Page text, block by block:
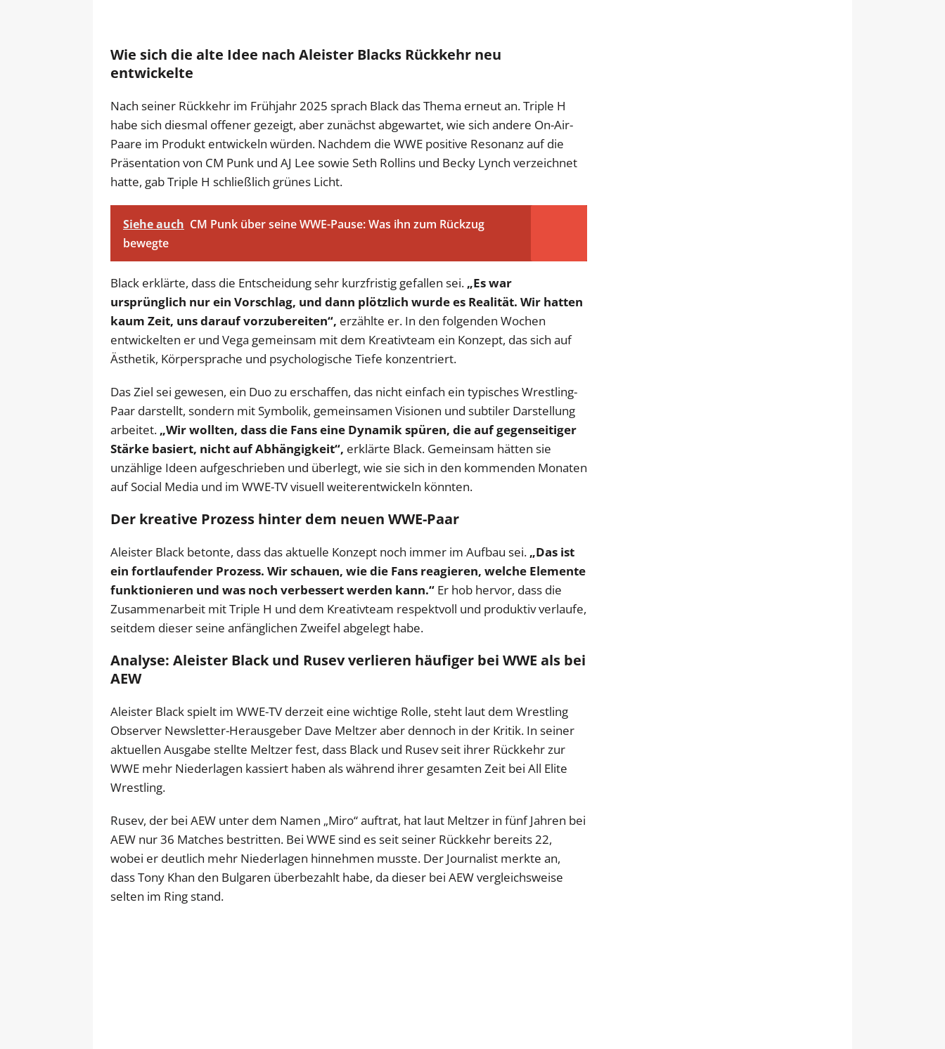
Wie sich die alte Idee nach Aleister Blacks Rückkehr neu
entwickelte
Nach seiner Rückkehr im Frühjahr 2025 sprach Black das Thema erneut an. Triple H
habe sich diesmal offener gezeigt, aber zunächst abgewartet, wie sich andere On-Air-
Paare im Produkt entwickeln würden. Nachdem die WWE positive Resonanz auf die
Präsentation von CM Punk und AJ Lee sowie Seth Rollins und Becky Lynch verzeichnet
hatte, gab Triple H schließlich grünes Licht.
Siehe auch CM Punk über seine WWE-Pause: Was ihn zum Rückzug
bewegte
Black erklärte, dass die Entscheidung sehr kurzfristig gefallen sei. „Es war
ursprünglich nur ein Vorschlag, und dann plötzlich wurde es Realität. Wir hatten
kaum Zeit, uns darauf vorzubereiten“, erzählte er. In den folgenden Wochen
entwickelten er und Vega gemeinsam mit dem Kreativteam ein Konzept, das sich auf
Ästhetik, Körpersprache und psychologische Tiefe konzentriert.
Das Ziel sei gewesen, ein Duo zu erschaffen, das nicht einfach ein typisches Wrestling-
Paar darstellt, sondern mit Symbolik, gemeinsamen Visionen und subtiler Darstellung
arbeitet. „Wir wollten, dass die Fans eine Dynamik spüren, die auf gegenseitiger
Stärke basiert, nicht auf Abhängigkeit“, erklärte Black. Gemeinsam hätten sie
unzählige Ideen aufgeschrieben und überlegt, wie sie sich in den kommenden Monaten
auf Social Media und im WWE-TV visuell weiterentwickeln könnten.
Der kreative Prozess hinter dem neuen WWE-Paar
Aleister Black betonte, dass das aktuelle Konzept noch immer im Aufbau sei. „Das ist
ein fortlaufender Prozess. Wir schauen, wie die Fans reagieren, welche Elemente
funktionieren und was noch verbessert werden kann.“ Er hob hervor, dass die
Zusammenarbeit mit Triple H und dem Kreativteam respektvoll und produktiv verlaufe,
seitdem dieser seine anfänglichen Zweifel abgelegt habe.
Analyse: Aleister Black und Rusev verlieren häufiger bei WWE als bei
AEW
Aleister Black spielt im WWE-TV derzeit eine wichtige Rolle, steht laut dem Wrestling
Observer Newsletter-Herausgeber Dave Meltzer aber dennoch in der Kritik. In seiner
aktuellen Ausgabe stellte Meltzer fest, dass Black und Rusev seit ihrer Rückkehr zur
WWE mehr Niederlagen kassiert haben als während ihrer gesamten Zeit bei All Elite
Wrestling.
Rusev, der bei AEW unter dem Namen „Miro“ auftrat, hat laut Meltzer in fünf Jahren bei
AEW nur 36 Matches bestritten. Bei WWE sind es seit seiner Rückkehr bereits 22,
wobei er deutlich mehr Niederlagen hinnehmen musste. Der Journalist merkte an,
dass Tony Khan den Bulgaren überbezahlt habe, da dieser bei AEW vergleichsweise
selten im Ring stand.